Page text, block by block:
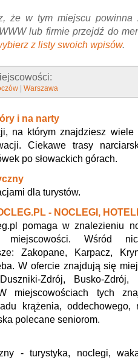
że w tym miejscu powinna
lub firmie przejdź do
z listy swoich wpisów.
|Warszawa
i na narty
na którym znajdziesz
Ciekawe trasy
po słowackich górach.
dla turystów.
- NOCLEGI,
pomaga w znalezieniu
miejscowości. Wśród
Zakopane, Karpacz,
W ofercie znajdują się
Zdrój, Busko-Zdrój,
miejscowościach tych
krążenia,
polecane seniorom.
- turystyka, noclegi,